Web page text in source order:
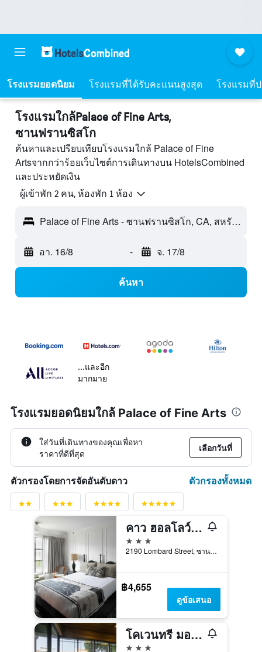
โรงแรมยอดนิยม โรงแรมที่ได้รับคะแนนสูงสุด โรงแรมที่
โรงแรมใกล้Palace of Fine Arts,
ซานฟรานซิสโก
ค้นหาและเปรียบเทียบโรงแรมใกล้ Palace of Fine
Artsจากกว่าร้อยเว็บไซต์การเดินทางบน HotelsCombined
และประหยัดเงิน
ผู้เข้าพัก 2 คน, ห้องพัก 1 ห้อง
Palace of Fine Arts - ซานฟรานซิสโก, CA, สหรัฐอเมริกา
อา. 16/8 - จ. 17/8
ค้นหา
...และอีก
มากมาย
โรงแรมยอดนิยมใกล้ Palace of Fine Arts
ใส่วันที่เดินทางของคุณเพื่อหา
ราคาที่ดีที่สุด
เลือกวันที่
ตัวกรองโดยการจัดอันดับดาว ตัวกรองทั้งหมด
คาว ฮอลโลว์ อินน์แอนด์สวีทส์
3 ดาว
2190 Lombard Street, ซานฟรานซิสโก, CA, สหรัฐอเมริกา
฿4,655
ดูข้อเสนอ
โคเวนทรี มอเตอร์ อินน์
3 ดาว